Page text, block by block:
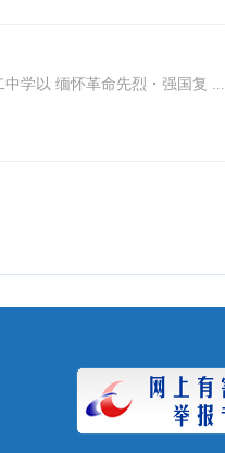
学以 缅怀革命先烈・强国复 ...